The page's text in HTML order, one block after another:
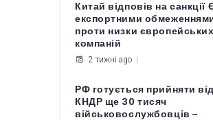
Китай відповів на санкції
експортними
проти низки європейських
компаній
2 тижні ago
РФ готується прийняти від
КНДР ще 30 тисяч
військовослужбовців –